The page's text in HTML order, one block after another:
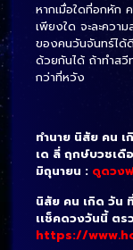
หากเมื่อใดที่อกหัก
เพียงใด จะละควา
ของคนวันจันทร์ได้
ด้วยกันได้ ถ้าทำสวี
กว่าที่หวัง
ทำนาย นิสัย คน
เด ลี่ ฤกษ์บวชเ
มิถุนายน : ดูดวง
นิสัย คน เกิด วัน
เเช็คดวงวันนี้ ต
https://